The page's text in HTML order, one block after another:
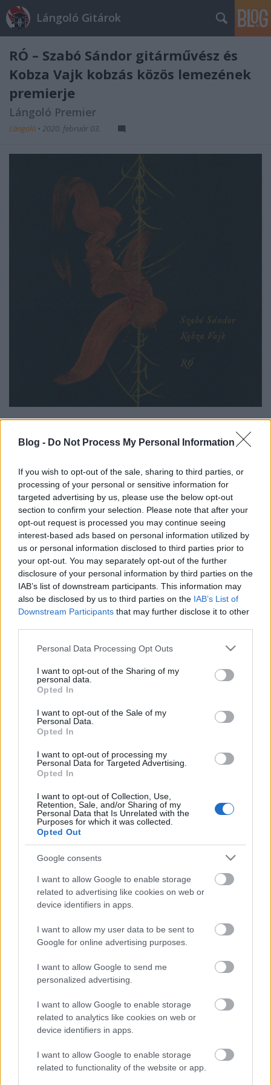
Blog - Do Not Process My Personal Information
If you wish to opt-out of the sale, sharing to third parties, or
processing of your personal or sensitive information for
targeted advertising by us, please use the below opt-out
section to confirm your selection. Please note that after your
opt-out request is processed you may continue seeing
interest-based ads based on personal information utilized by
us or personal information disclosed to third parties prior to
your opt-out. You may separately opt-out of the further
disclosure of your personal information by third parties on the
IAB’s list of downstream participants. This information may
also be disclosed by us to third parties on the IAB’s List of
Downstream Participants that may further disclose it to other
Please note that this website/app uses one or more Google
not limited to your visit or usage behaviour. You may click to
grant or deny consent to Google and its third-party tags to
use your data for below specified purposes in below Google
consent section.
Personal Data Processing Opt Outs
I want to opt-out of the Sharing of my
personal data.
Opted In
I want to opt-out of the Sale of my
Personal Data.
Opted In
I want to opt-out of processing my
Personal Data for Targeted Advertising.
Opted In
I want to opt-out of Collection, Use,
Retention, Sale, and/or Sharing of my
Personal Data that Is Unrelated with the
Purposes for which it was collected.
Opted Out
Google consents
I want to allow Google to enable storage
related to advertising like cookies on web or
device identifiers in apps.
I want to allow my user data to be sent to
Google for online advertising purposes.
I want to allow Google to send me
personalized advertising.
I want to allow Google to enable storage
related to analytics like cookies on web or
device identifiers in apps.
I want to allow Google to enable storage
related to functionality of the website or app.
Lángoló Gitárok
RÓ – Szabó Sándor gitárművész és
Kobza Vajk kobzás közös lemezének
premierje
Lángoló Premier
Lángoló • 2020. február 03.
Sándor gitárművész, zeneszerző, zenekutató,
16 húros gitár, guzheng. Az improvizáció
nagymestere. A Nemzetközi Akusztikus Gitárfesztivál
szervezője.Kobza Vajk úd (arab lant) művész,
zeneszerző, grafikus. Hangszerei: úd, kithara, saz,
pszaltérium és koboz. A kortárs orientális- és a régi
korok zenéjének művelője. Kobza ezt mondja az
alább bemutatkozó lemezről:
Ez a lemez két lélek egyazon idő-észlelése. A
külső valóságból befelé haladva lépteink
nyomán időből épültek a falak, melyekre
jeleket róttunk. Lélekhajóval a tudomás
végtelen óceánján átevezve partot értünk.
Szikra gyúlt. Meghajoltunk az észlelés kapui
előtt, melyek kinyíltak és mi át mertünk
lépni az ismeretlenbe. Ennek az utazásnak a
lenyomata ez a zene. Világolás az időkön
túlról.
És akkor a lemez, amititt meg is lehet vásárolni